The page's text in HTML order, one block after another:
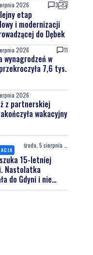
2026 3
etap
i modernizacji
do Dębek
2026 11
wynagrodzeń w
7,6 tys.
2026
z partnerskiej
wakacyjny
15-letniej
Nastolatka
do Gdyni i nie